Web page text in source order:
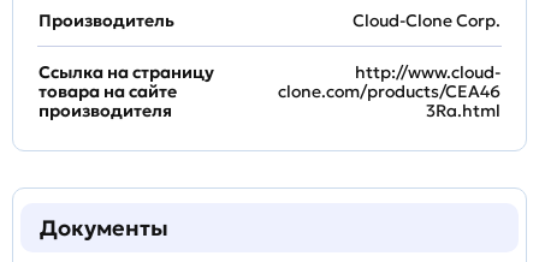
Производитель Cloud-Clone Corp.
Ссылка на страницу
товара на сайте
производителя
http://www.cloud-
clone.com/products/CEA46
3Ra.html
Документы